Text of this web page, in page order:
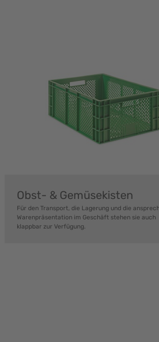
Obst- & Gemüsekisten
Für den Transport, die Lagerung und die
Warenpräsentation im Geschäft stehen sie auch
klappbar zur Verfügung.